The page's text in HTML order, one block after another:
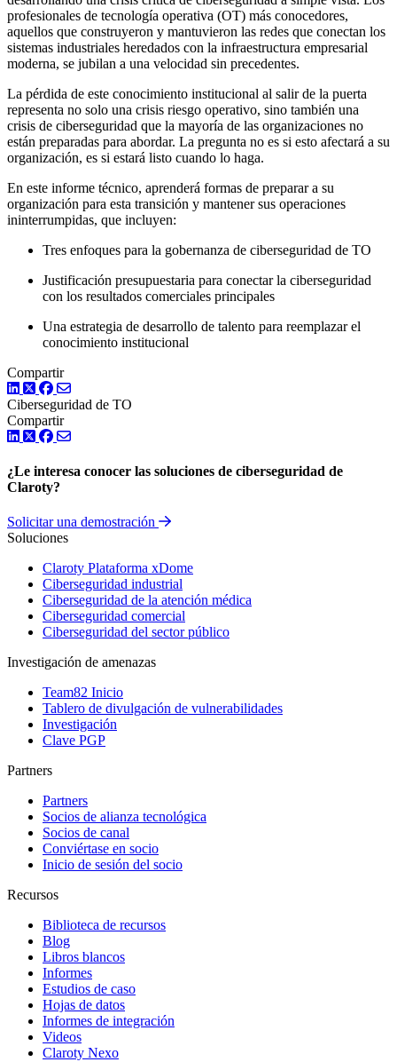
profesionales de tecnología operativa (OT) más conocedores,
aquellos que construyeron y mantuvieron las redes que conectan los
sistemas industriales heredados con la infraestructura empresarial
moderna, se jubilan a una velocidad sin precedentes.
La pérdida de este conocimiento institucional al salir de la puerta
representa no solo una crisis riesgo operativo, sino también una
crisis de ciberseguridad que la mayoría de las organizaciones no
están preparadas para abordar. La pregunta no es si esto afectará a su
organización, es si estará listo cuando lo haga.
En este informe técnico, aprenderá formas de preparar a su
organización para esta transición y mantener sus operaciones
ininterrumpidas, que incluyen:
Tres enfoques para la gobernanza de ciberseguridad de TO
Justificación presupuestaria para conectar la ciberseguridad
con los resultados comerciales principales
Una estrategia de desarrollo de talento para reemplazar el
conocimiento institucional
Compartir
LinkedIn
TwitterFacebook
Ciberseguridad de TO
Compartir
LinkedIn
TwitterFacebook
¿Le interesa conocer las soluciones de ciberseguridad de
Claroty?
Solicitar una demostración
Soluciones
Claroty Plataforma xDome
Ciberseguridad industrial
Ciberseguridad de la atención médica
Ciberseguridad comercial
Ciberseguridad del sector público
Investigación de amenazas
Team82 Inicio
Tablero de divulgación de vulnerabilidades
Investigación
Clave PGP
Partners
Partners
Socios de alianza tecnológica
Socios de canal
Conviértase en socio
Inicio de sesión del socio
Recursos
Biblioteca de recursos
Blog
Libros blancos
Informes
Estudios de caso
Hojas de datos
Informes de integración
Videos
Claroty Nexo